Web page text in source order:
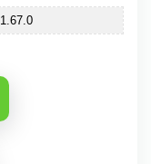
1.67.0